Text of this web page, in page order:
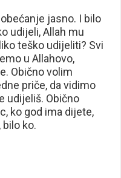
jasno. I bilo
udijeli, Allah mu
teško udijeliti? Svi
u Allahovo,
Obično volim
priče, da vidimo
udijeliš. Obično
ko god ima dijete,
bilo ko.